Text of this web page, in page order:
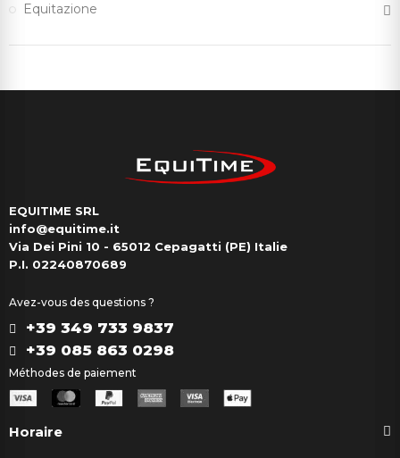
Equitazione
EQUITIME SRL
info@equitime.it
Via Dei Pini 10 - 65012 Cepagatti (PE) Italie
P.I. 02240870689
Avez-vous des questions ?
+39 349 733 9837
+39 085 863 0298
Méthodes de paiement
Horaire